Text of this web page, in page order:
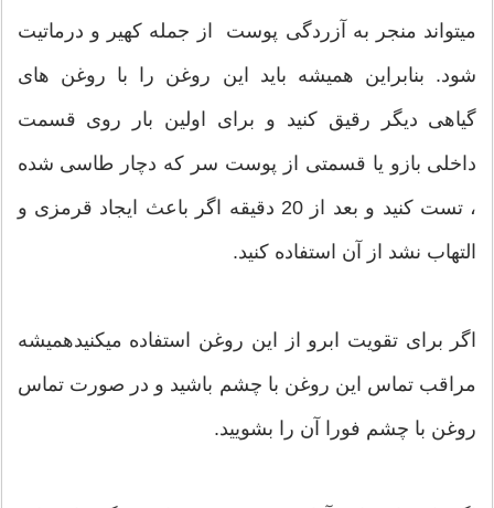
میتواند منجر به آزردگی پوست از جمله کهیر و درماتیت
شود. بنابراین همیشه باید این روغن را با روغن های
گیاهی دیگر رقیق کنید و برای اولین بار روی قسمت
داخلی بازو یا قسمتی از پوست سر که دچار طاسی شده
، تست کنید و بعد از 20 دقیقه اگر باعث ایجاد قرمزی و
التهاب نشد از آن استفاده کنید.
اگر برای تقویت ابرو از این روغن استفاده میکنیدهمیشه
مراقب تماس این روغن با چشم باشید و در صورت تماس
روغن با چشم فورا آن را بشویید.